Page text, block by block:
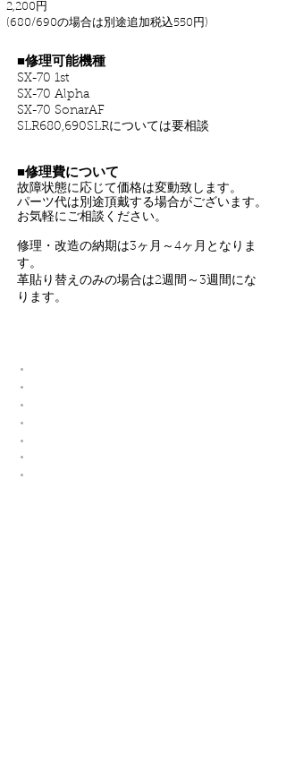
2,200円
(680/690の場合は別途追加税込550円)
■修理可能機種
SX-70 1st
SX-70 Alpha
SX-70 SonarAF
SLR680,690SLRについては要相談
■修理費について
故障状態に応じて価格は変動致します。
パーツ代は別途頂戴する場合がございます。
お気軽にご相談ください。
修理・改造の納期は3ヶ月～4ヶ月となりま
す。
革貼り替えのみの場合は2週間～3週間にな
ります。